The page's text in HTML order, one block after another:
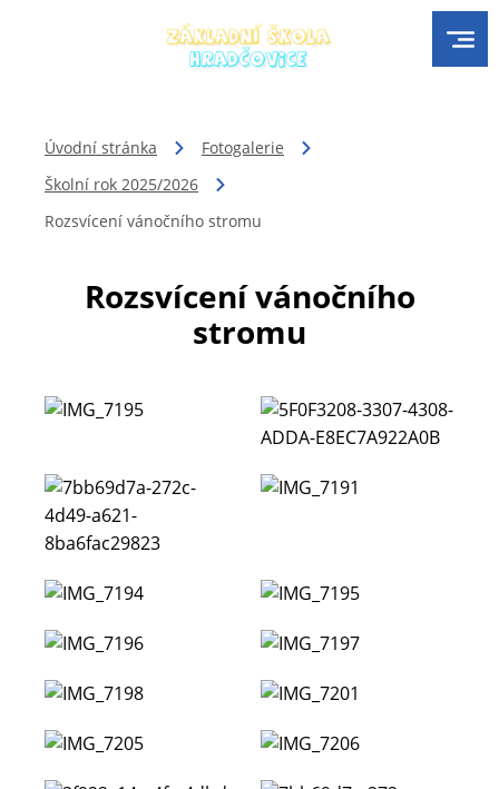
Úvodní stránka
Fotogalerie
Školní rok 2025/2026
Rozsvícení vánočního stromu
Rozsvícení vánočního
stromu